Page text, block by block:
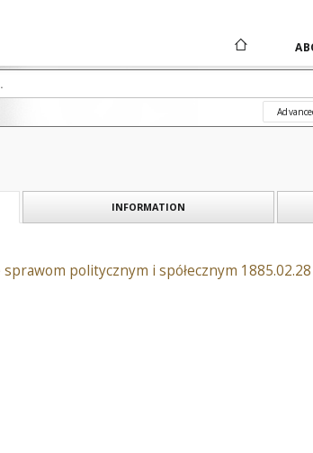
INFORMATION
politycznym i spółecznym